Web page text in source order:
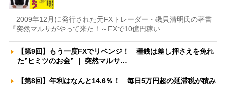
2009年12月に発行された元FXトレーダー・磯貝清明氏の著書
『突然マルサがやって来た！～FXで10億円稼い…
【第9回】もう一度FXでリベンジ！ 種銭は差し押さえを免れ
た”ヒミツのお金” ｜ 突然マルサ…
【第8回】年利はなんと14.6％！ 毎日5万円超の延滞税が積み